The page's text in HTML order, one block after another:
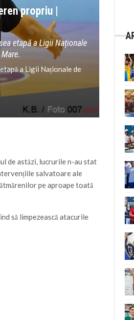
propriu |
etapă a Ligii Naționale
a Ligii Naționale de
de astăzi, lucrurile n-au stat
salvatoare ale
pe aproape toată
să limpezească atacurile